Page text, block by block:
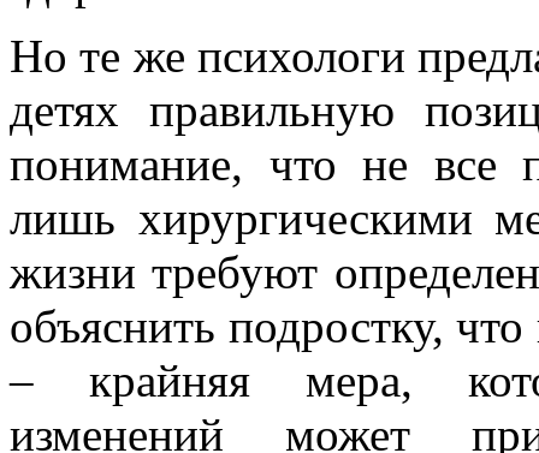
Но те же психологи
детях правильную
понимание, что не все
лишь хирургическими
жизни требуют
объяснить подростку,
– крайняя мера,
изменений может